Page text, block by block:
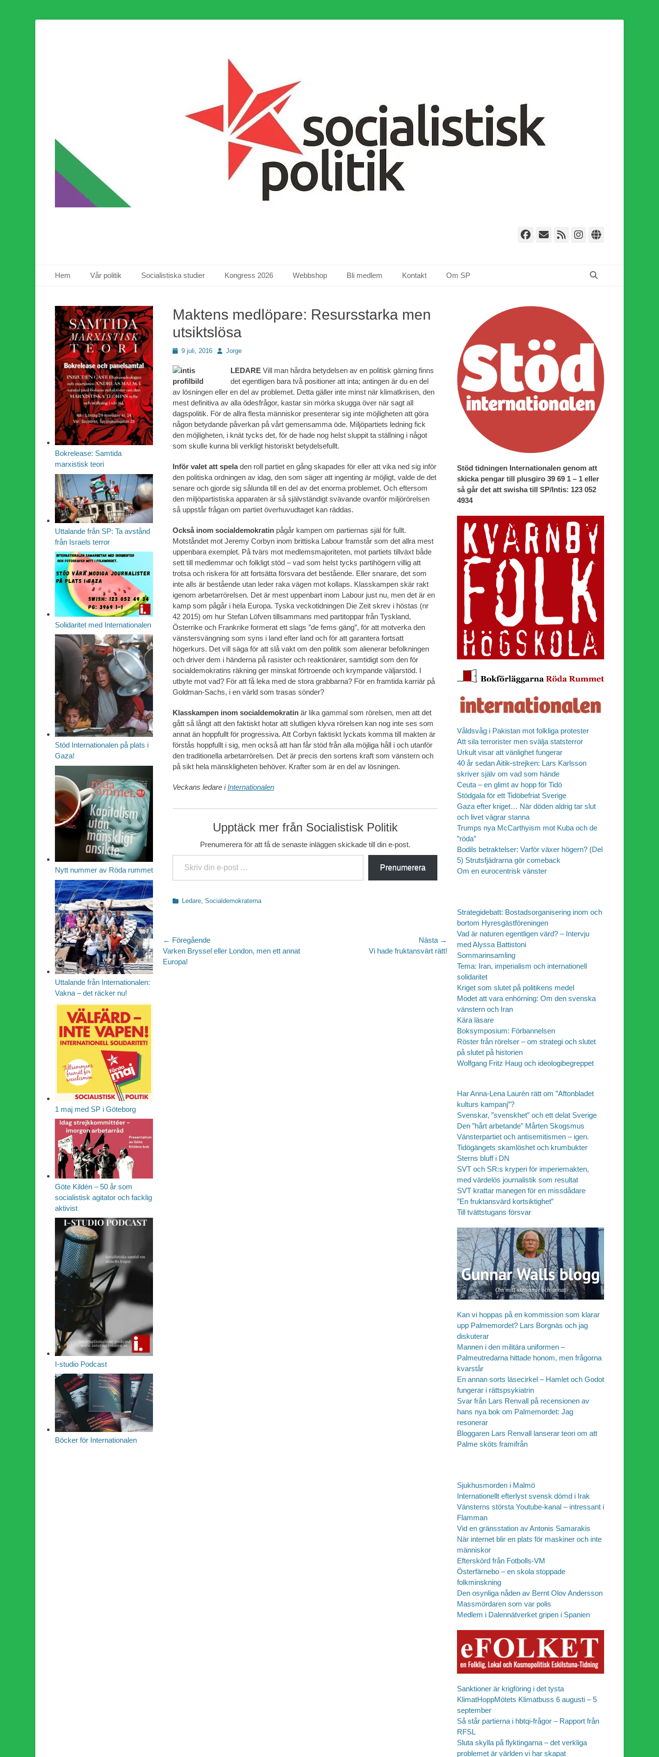
Facebook
E-
Webbflöde
Instagram
Primär meny
Hem Vår politik Socialistiska studier Kongress 2026 Webbshop Bli medlem Kontakt Om SP
Maktens medlöpare: Resursstarka men
utsiktslösa
Publicerad
9 juli, 2016 Författare
Jorge
LEDAREVill man hårdra betydelsen av en politisk gärning finns
det egentligen bara två positioner att inta; antingen är du en del
av lösningen eller en del av problemet. Detta gäller inte minst när klimatkrisen, den
mest definitiva av alla ödesfrågor, kastar sin mörka skugga över när sagt all
dagspolitik. För de allra flesta människor presenterar sig inte möjligheten att göra
någon betydande påverkan på vårt gemensamma öde. Miljöpartiets ledning fick
den möjligheten, i knät tycks det, för de hade nog helst sluppit ta ställning i något
som skulle kunna bli verkligt historiskt betydelsefullt.
Inför valet att speladen roll partiet en gång skapades för eller att vika ned sig inför
den politiska ordningen av idag, den som säger att ingenting är möjligt, valde de det
senare och gjorde sig sålunda till en del av det enorma problemet. Och eftersom
den miljöpartistiska apparaten är så självständigt svävande ovanför miljörörelsen
så uppstår frågan om partiet överhuvudtaget kan räddas.
Också inom socialdemokratin pågår kampen om partiernas själ för fullt.
Motståndet mot Jeremy Corbyn inom brittiska Labour framstår som det allra mest
uppenbara exemplet. På tvärs mot medlemsmajoriteten, mot partiets tillväxt både
sett till medlemmar och folkligt stöd – vad som helst tycks partihögern villig att
trotsa och riskera för att fortsätta försvara det bestående. Eller snarare, det som
inte alls är bestående utan leder raka vägen mot kollaps. Klasskampen skär rakt
igenom arbetarrörelsen. Det är mest uppenbart inom Labour just nu, men det är en
kamp som pågår i hela Europa. Tyska veckotidningen Die Zeit skrev i höstas (nr
42 2015) om hur Stefan Löfven tillsammans med partitoppar från Tyskland,
Österrike och Frankrike formerat ett slags ”de fems gäng”, för att motverka den
vänstersvängning som syns i land efter land och för att garantera fortsatt
högerkurs. Det vill säga för att slå vakt om den politik som alienerar befolkningen
och driver dem i händerna på rasister och reaktionärer, samtidigt som den för
socialdemokratins räkning ger minskat förtroende och krympande väljarstöd. I
utbyte mot vad? För att få leka med de stora grabbarna? För en framtida karriär på
Goldman-Sachs, i en värld som trasas sönder?
Klasskampen inom socialdemokratin är lika gammal som rörelsen, men att det
gått så långt att den faktiskt hotar att slutligen klyva rörelsen kan nog inte ses som
annat än hoppfullt för progressiva. Att Corbyn faktiskt lyckats komma till makten är
förstås hoppfullt i sig, men också att han får stöd från alla möjliga håll i och utanför
den traditionella arbetarrörelsen. Det är precis den sortens kraft som vänstern och
på sikt hela mänskligheten behöver. Krafter som är en del av lösningen.
Veckans ledare iInternationalen
Upptäck mer från Socialistisk Politik
Prenumerera för att få de senaste inläggen skickade till din e-post.
Skriv din e-post …
Prenumerera
Kategorier
Ledare, Socialdemokraterna
Inläggsnavigering
← Föregående
Föregående
inlägg:
Varken Bryssel eller London, men ett annat
Europa!
Nästa →
Vi hade fruktansvärt rätt!
Stöd tidningen Internationalen genom att
skicka pengar till plusgiro 39 69 1 – 1 eller
så går det att swisha till SP/Intis: 123 052
4934
Våldsvåg i Pakistan mot folkliga protester
Att sila terrorister men svälja statsterror
Urkult visar att vänlighet fungerar
40 år sedan Aitik-strejken: Lars Karlsson
skriver själv om vad som hände
Ceuta – en glimt av hopp för Tidö
Stödgala för ett Tidöbefriat Sverige
Gaza efter kriget… När döden aldrig tar slut
och livet vägrar stanna
Trumps nya McCarthyism mot Kuba och de
”röda”
Bodils betraktelser: Varför växer högern? (Del
5) Strutsfjädrarna gör comeback
Om en eurocentrisk vänster
Strategidebatt: Bostadsorganisering inom och
bortom Hyresgästföreningen
Vad är naturen egentligen värd? – Intervju
med Alyssa Battistoni
Sommarinsamling
Tema: Iran, imperialism och internationell
solidaritet
Kriget som slutet på politikens medel
Modet att vara enhörning: Om den svenska
vänstern och Iran
Kära läsare
Boksymposium: Förbannelsen
Röster från rörelser – om strategi och slutet
på slutet på historien
Wolfgang Fritz Haug och ideologibegreppet
Har Anna-Lena Laurén rätt om ”Aftonbladet
kulturs kampanj”?
Svenskar, ”svenskhet” och ett delat Sverige
Den ”hårt arbetande” Mårten Skogsmus
Vänsterpartiet och antisemitismen – igen.
Tidögängets skamlöshet och krumbukter
Sterns bluff i DN
SVT och SR:s kryperi för imperiemakten,
med värdelös journalistik som resultat
SVT krattar manegen för en missdådare
”En fruktansvärd kortsiktighet”
Till tvättstugans försvar
Kan vi hoppas på en kommission som klarar
upp Palmemordet? Lars Borgnäs och jag
diskuterar
Mannen i den militära uniformen –
Palmeutredarna hittade honom, men frågorna
kvarstår
En annan sorts läsecirkel – Hamlet och Godot
fungerar i rättspsykiatrin
Svar från Lars Renvall på recensionen av
hans nya bok om Palmemordet: Jag
resonerar
Bloggaren Lars Renvall lanserar teori om att
Palme sköts framifrån
Sjukhusmorden i Malmö
Internationellt efterlyst svensk dömd i Irak
Vänsterns största Youtube-kanal – intressant i
Flamman
Vid en gränsstation av Antonis Samarakis
När internet blir en plats för maskiner och inte
människor
Efterskörd från Fotbolls-VM
Österfärnebo – en skola stoppade
folkminskning
Den osynliga nåden av Bernt Olov Andersson
Massmördaren som var polis
Medlem i Dalennätverket gripen i Spanien
Sanktioner är krigföring i det tysta
KlimatHoppMötets Klimatbuss 6 augusti – 5
september
Så står partierna i hbtqi-frågor – Rapport från
RFSL
Sluta skylla på flyktingarna – det verkliga
problemet är världen vi har skapat
Bokrelease: Samtida
marxistisk teori
Uttalande från SP: Ta avstånd
från Israels terror
Solidaritet med Internationalen
Stöd Internationalen på plats i
Gaza!
Nytt nummer av Röda rummet
Uttalande från Internationalen:
Vakna – det räcker nu!
1 maj med SP i Göteborg
Göte Kildén – 50 år som
socialistisk agitator och facklig
aktivist
I-studio Podcast
Böcker för Internationalen